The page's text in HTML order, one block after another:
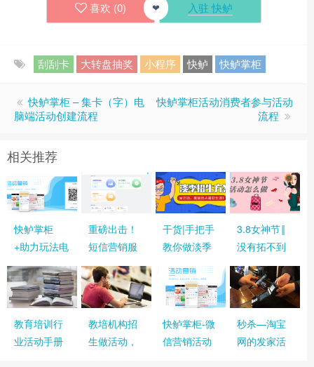
喜欢 (0) ❤ 入驻 快鲈
刮刮卡 大转盘抽奖 小程序 快鲈 快鲈掌柜
快鲈掌柜 – 集卡（字）电
脑端活动创建流程
快鲈掌柜活动消费者参与活动
流程
相关推荐
快鲈掌柜
+助力玩法电
脑端活动创
建教程
重磅出击！
短信营销服
务终于来
了！复活客
户就用它！
干货|手把手
教你做淡季
招生活动，
抢占暑期生
源，这一招
就够了！
3.8女神节‖
没有拓不到
的客源，只
有不努力的
商家
教育培训行
业活动手册
教培机构招
生做活动，
快鲈掌柜-微
信营销活动
秒杀—淘宝
网的发家活